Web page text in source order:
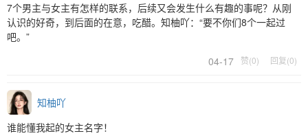
7个男主与女主有怎样的联系，后续又会发生什么有趣的事呢？从刚
认识的好奇，到后面的在意，吃醋。知柚吖：“要不你们8个一起过
吧。”
04-17
赞(0) 回复(0)
知柚吖
谁能懂我起的女主名字！